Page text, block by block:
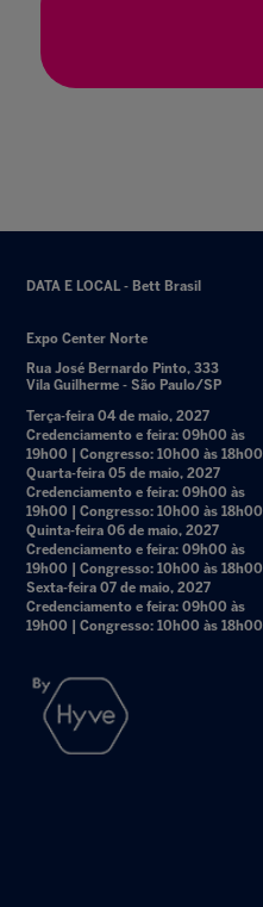
DATA E LOCAL - Bett Brasil
Expo Center Norte
Rua José Bernardo Pinto, 333
Vila Guilherme - São Paulo/SP
Terça-feira 04 de maio, 2027
Credenciamento e feira: 09h00 às
19h00 | Congresso: 10h00 às 18h00
Quarta-feira 05 de maio, 2027
Credenciamento e feira: 09h00 às
19h00 | Congresso: 10h00 às 18h00
Quinta-feira 06 de maio, 2027
Credenciamento e feira: 09h00 às
19h00 | Congresso: 10h00 às 18h00
Sexta-feira 07 de maio, 2027
Credenciamento e feira: 09h00 às
19h00 | Congresso: 10h00 às 18h00